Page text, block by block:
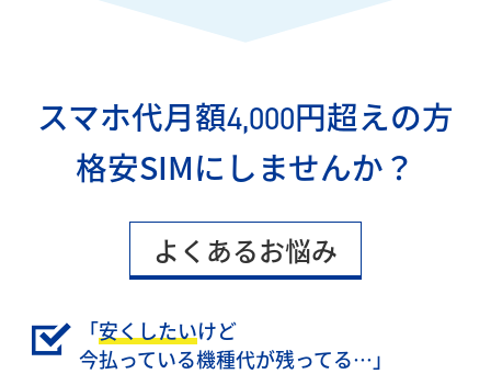
スマホ代月額4,000円超えの方
格安SIMにしませんか？
よくあるお悩み
「安くしたいけど
今払っている機種代が残ってる…」